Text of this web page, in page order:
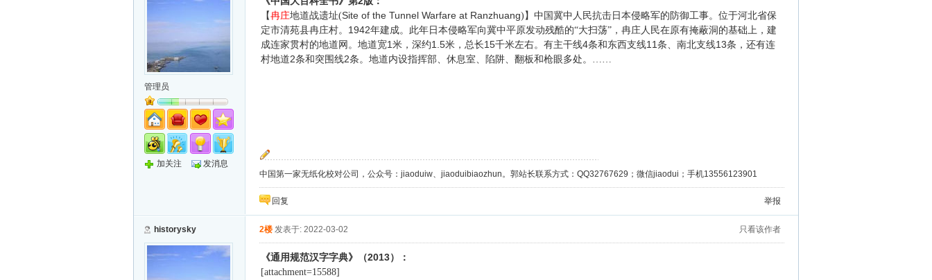
管理员
加关注 发消息
【冉庄地道战遗址(Site of the Tunnel Warfare at Ranzhuang)】中国冀中人民抗击日本侵略军的防御工事。位于河北省保
定市清苑县冉庄村。 1942年建成。此年日本侵略军向冀中平原发动残酷的“大扫荡”，冉庄人民在原有掩蔽洞的基础上，建
成连家贯村的地道网。地道宽1 米，深约1.5米，总长15千米左右。有主干线4条和东西支线11 条、南北支线13条，还有连
村地道2条和突围线2条。地道内设指挥部、休息室、陷阱、翻板和枪眼多处。……
中国第一家无纸化校对公司，公众号：jiaoduiw、jiaoduibiaozhun。郭站长联系方式：QQ32767629；微信jiaodui；手机13556123901
回复 举报
historysky 只看该作者
2楼 发表于: 2022-03-02
《通用规范汉字字典》（2013）：
[attachment=15588]